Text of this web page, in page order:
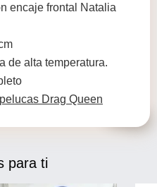
encaje frontal Natalia
de alta temperatura.
Drag Queen
para ti